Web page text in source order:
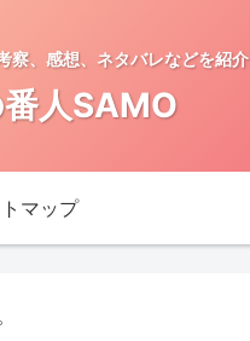
察、感想、ネタバレなどを紹介
人SAMO
マップ